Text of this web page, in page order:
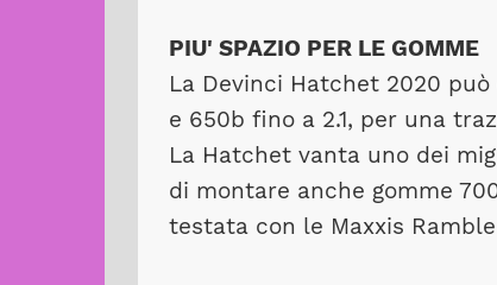
PIU' SPAZIO PER LE GOMME
La Devinci Hatchet 2020
e 650b fino a 2.1, per una
La Hatchet vanta uno dei
di montare anche gomme
testata con le Maxxis